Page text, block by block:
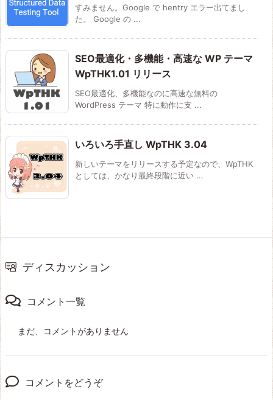
すみません。Google で hentry エラー出てまし
た。 Google の ...
SEO最適化・多機能・高速な WP テーマ
WpTHK1.01 リリース
SEO最適化、多機能なのに高速な無料の
WordPress テーマ 特に動作に支 ...
いろいろ手直し WpTHK 3.04
新しいテーマをリリースする予定なので、WpTHK
としては、かなり最終段階に近い ...
ディスカッション
コメント一覧
まだ、コメントがありません
コメントをどうぞ